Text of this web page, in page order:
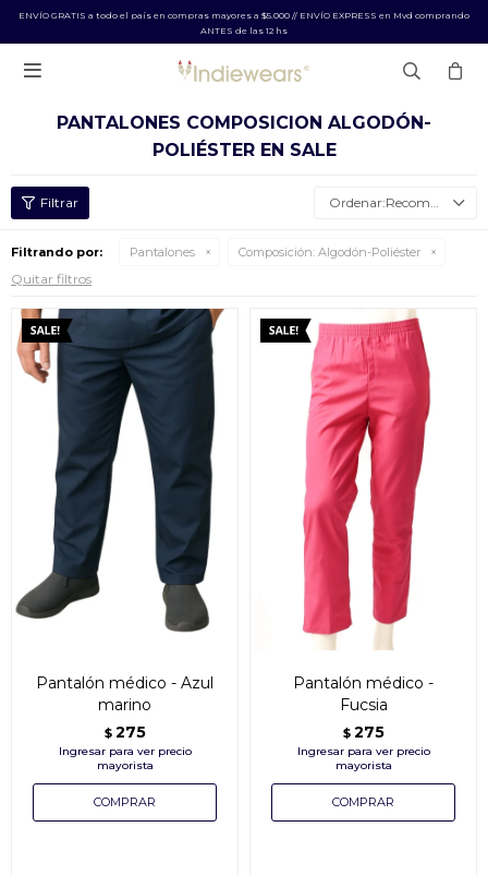
ENVÍO GRATIS a todo el país en compras mayores a $5.000 // ENVÍO EXPRESS en Mvd comprando
ANTES de las 12 hs

PANTALONES COMPOSICION ALGODÓN-
POLIÉSTER EN SALE
Recomendados
Filtrando por: Pantalones Composición: Algodón-Poliéster
Quitar filtros
Pantalón médico - Azul
marino
$ 275
Pantalón médico -
Fucsia
$ 275